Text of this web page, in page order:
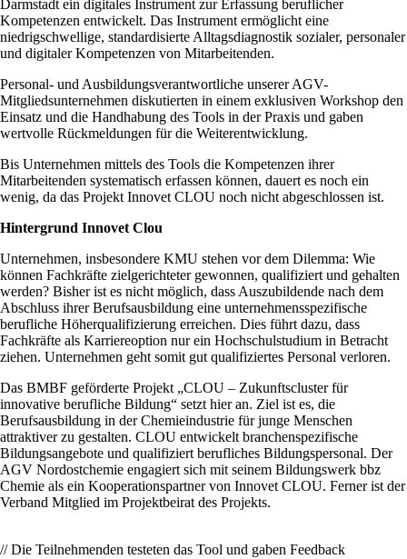
Darmstadt ein digitales Instrument zur Erfassung beruflicher
Kompetenzen entwickelt. Das Instrument ermöglicht eine
niedrigschwellige, standardisierte Alltagsdiagnostik sozialer, personaler
und digitaler Kompetenzen von Mitarbeitenden.
Personal- und Ausbildungsverantwortliche unserer AGV-
Mitgliedsunternehmen diskutierten in einem exklusiven Workshop den
Einsatz und die Handhabung des Tools in der Praxis und gaben
wertvolle Rückmeldungen für die Weiterentwicklung.
Bis Unternehmen mittels des Tools die Kompetenzen ihrer
Mitarbeitenden systematisch erfassen können, dauert es noch ein
wenig, da das Projekt Innovet CLOU noch nicht abgeschlossen ist.
Hintergrund Innovet Clou
Unternehmen, insbesondere KMU stehen vor dem Dilemma: Wie
können Fachkräfte zielgerichteter gewonnen, qualifiziert und gehalten
werden? Bisher ist es nicht möglich, dass Auszubildende nach dem
Abschluss ihrer Berufsausbildung eine unternehmensspezifische
berufliche Höherqualifizierung erreichen. Dies führt dazu, dass
Fachkräfte als Karriereoption nur ein Hochschulstudium in Betracht
ziehen. Unternehmen geht somit gut qualifiziertes Personal verloren.
Das BMBF geförderte Projekt „CLOU – Zukunftscluster für
innovative berufliche Bildung“ setzt hier an. Ziel ist es, die
Berufsausbildung in der Chemieindustrie für junge Menschen
attraktiver zu gestalten. CLOU entwickelt branchenspezifische
Bildungsangebote und qualifiziert berufliches Bildungspersonal. Der
AGV Nordostchemie engagiert sich mit seinem Bildungswerk bbz
Chemie als ein Kooperationspartner von Innovet CLOU. Ferner ist der
Verband Mitglied im Projektbeirat des Projekts.
// Die Teilnehmenden testeten das Tool und gaben Feedback